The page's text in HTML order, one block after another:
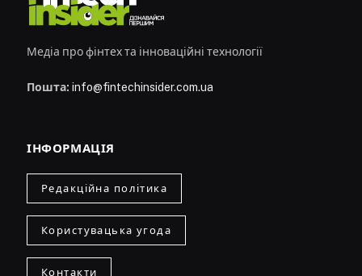
Медіа про фінтех та інноваційні технології
Пошта: info@fintechinsider.com.ua
ІНФОРМАЦІЯ
Редакційна політика
Користувацька угода
Контакти